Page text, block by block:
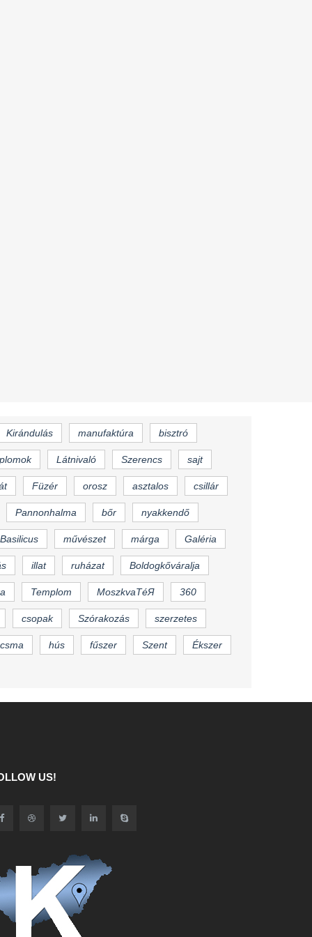
Kirándulás manufaktúra bisztró
Látnivaló Szerencs sajt
Füzér orosz asztalos csillár
Pannonhalma bőr nyakkendő
Basilicus művészet márga Galéria
illat ruházat Boldogkőváralja
Templom MoszkvaTéЯ 360
csopak Szórakozás szerzetes
hús fűszer Szent Ékszer
US!